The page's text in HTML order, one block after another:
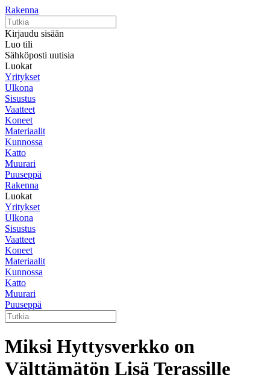
Rakenna
Kirjaudu sisään
Luo tili
Sähköposti uutisia
Luokat
Yritykset
Ulkona
Sisustus
Vaatteet
Koneet
Materiaalit
Kunnossa
Katto
Muurari
Puuseppä
Rakenna
Luokat
Yritykset
Ulkona
Sisustus
Vaatteet
Koneet
Materiaalit
Kunnossa
Katto
Muurari
Puuseppä
Miksi Hyttysverkko on
Välttämätön Lisä Terassille